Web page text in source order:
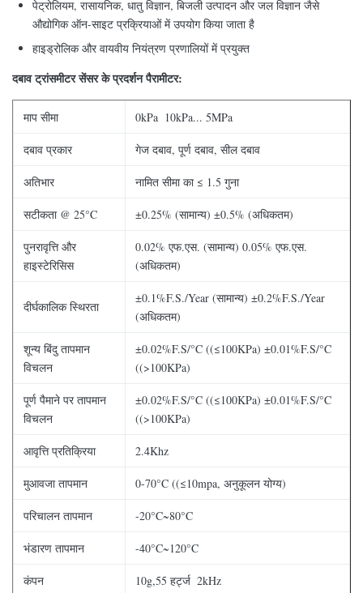
पेट्रोलियम, रासायनिक, धातु विज्ञान, बिजली उत्पादन और जल विज्ञान जैसे
औद्योगिक ऑन-साइट प्रक्रियाओं में उपयोग किया जाता है
हाइड्रोलिक और वायवीय नियंत्रण प्रणालियों में प्रयुक्त
दबाव ट्रांसमीटर सेंसर के प्रदर्शन पैरामीटर:
माप सीमा 0kPa ️ 10kPa... 5MPa
दबाव प्रकार गेज दबाव, पूर्ण दबाव, सील दबाव
अतिभार नामित सीमा का ≤ 1.5 गुना
सटीकता @ 25°C ±0.25% (सामान्य) ±0.5% (अधिकतम)
पुनरावृत्ति और
हाइस्टेरिसिस
0.02% एफ.एस. (सामान्य) 0.05% एफ.एस.
(अधिकतम)
दीर्घकालिक स्थिरता
±0.1%F.S./Year (सामान्य) ±0.2%F.S./Year
(अधिकतम)
शून्य बिंदु तापमान
विचलन
±0.02%F.S/°C ((≤100KPa) ±0.01%F.S/°C
((>100KPa)
पूर्ण पैमाने पर तापमान
विचलन
±0.02%F.S/°C ((≤100KPa) ±0.01%F.S/°C
((>100KPa)
आवृत्ति प्रतिक्रिया 2.4Khz
मुआवजा तापमान 0-70°C ((≤10mpa, अनुकूलन योग्य)
परिचालन तापमान -20°C~80°C
भंडारण तापमान -40°C~120°C
कंपन 10g,55 हर्ट्ज ️ 2kHz